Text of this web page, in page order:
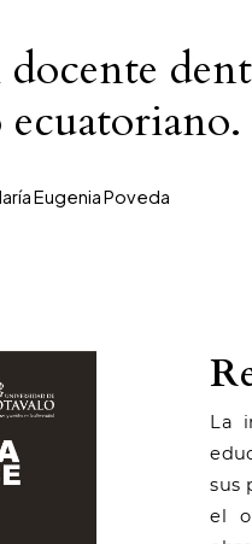
docente
ecuatoriano.
Eugenia Poveda
La
sus
el